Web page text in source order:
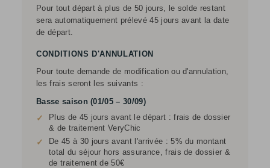
Pour tout départ à plus de 50 jours, le solde restant
sera automatiquement prélevé 45 jours avant la date
de départ.
CONDITIONS D'ANNULATION
Pour toute demande de modification ou d'annulation,
les frais seront les suivants :
Basse saison (01/05 – 30/09)
✓
Plus de 45 jours avant le départ : frais de dossier
& de traitement VeryChic
✓
De 45 à 30 jours avant l'arrivée : 5% du montant
total du séjour hors assurance, frais de dossier &
de traitement de 50€